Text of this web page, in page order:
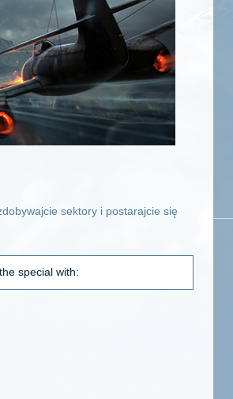
sektory i postarajcie się
special with: